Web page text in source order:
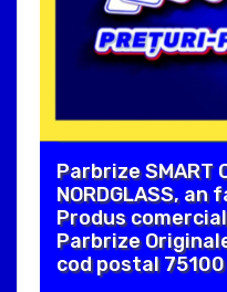
Parbrize SMART
NORDGLASS,
Produs
Parbrize
cod postal 75100